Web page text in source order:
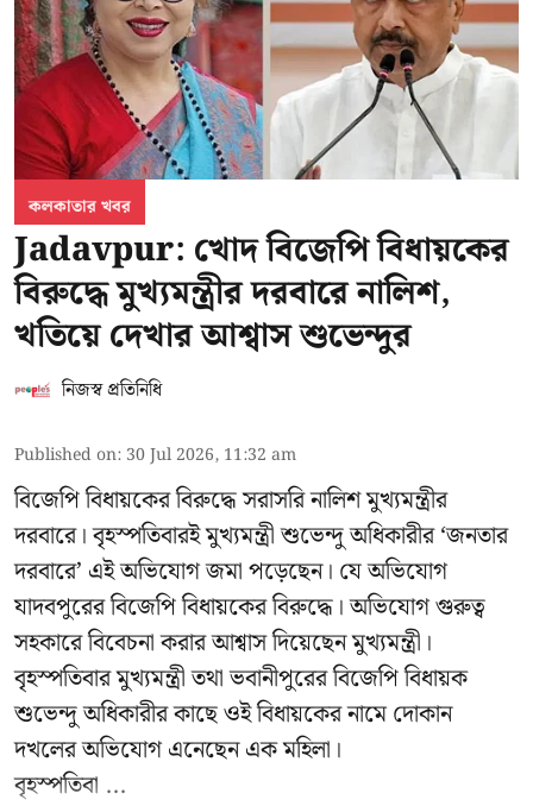
কলকাতার খবর
Jadavpur: খোদ বিজেপি বিধায়কের
বিরুদ্ধে মুখ্যমন্ত্রীর দরবারে নালিশ,
খতিয়ে দেখার আশ্বাস শুভেন্দুর
নিজস্ব প্রতিনিধি
Published on: 30 Jul 2026, 11:32 am
বিজেপি বিধায়কের বিরুদ্ধে সরাসরি নালিশ মুখ্যমন্ত্রীর
দরবারে। বৃহস্পতিবারই মুখ্যমন্ত্রী শুভেন্দু অধিকারীর ‘জনতার
দরবারে’ এই অভিযোগ জমা পড়েছেন। যে অভিযোগ
যাদবপুরের বিজেপি বিধায়কের বিরুদ্ধে। অভিযোগ গুরুত্ব
সহকারে বিবেচনা করার আশ্বাস দিয়েছেন মুখ্যমন্ত্রী।
বৃহস্পতিবার মুখ্যমন্ত্রী তথা ভবানীপুরের বিজেপি বিধায়ক
শুভেন্দু অধিকারীর কাছে ওই বিধায়কের নামে দোকান
দখলের অভিযোগ এনেছেন এক মহিলা।
বৃহস্পতিবা ...